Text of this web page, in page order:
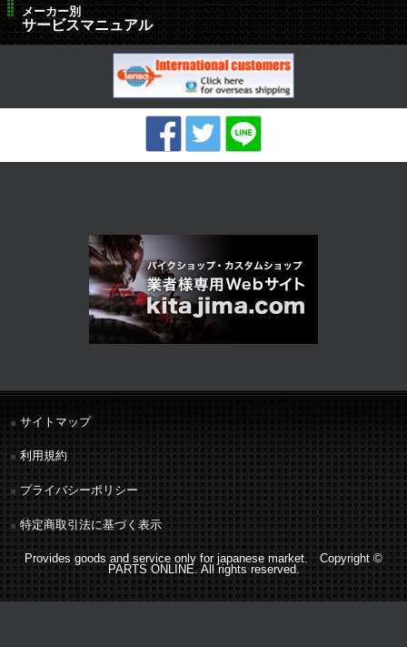
メーカー別
サービスマニュアル
サイトマップ
利用規約
プライバシーポリシー
特定商取引法に基づく表示
Provides goods and service only for japanese market. Copyright ©
PARTS ONLINE. All rights reserved.